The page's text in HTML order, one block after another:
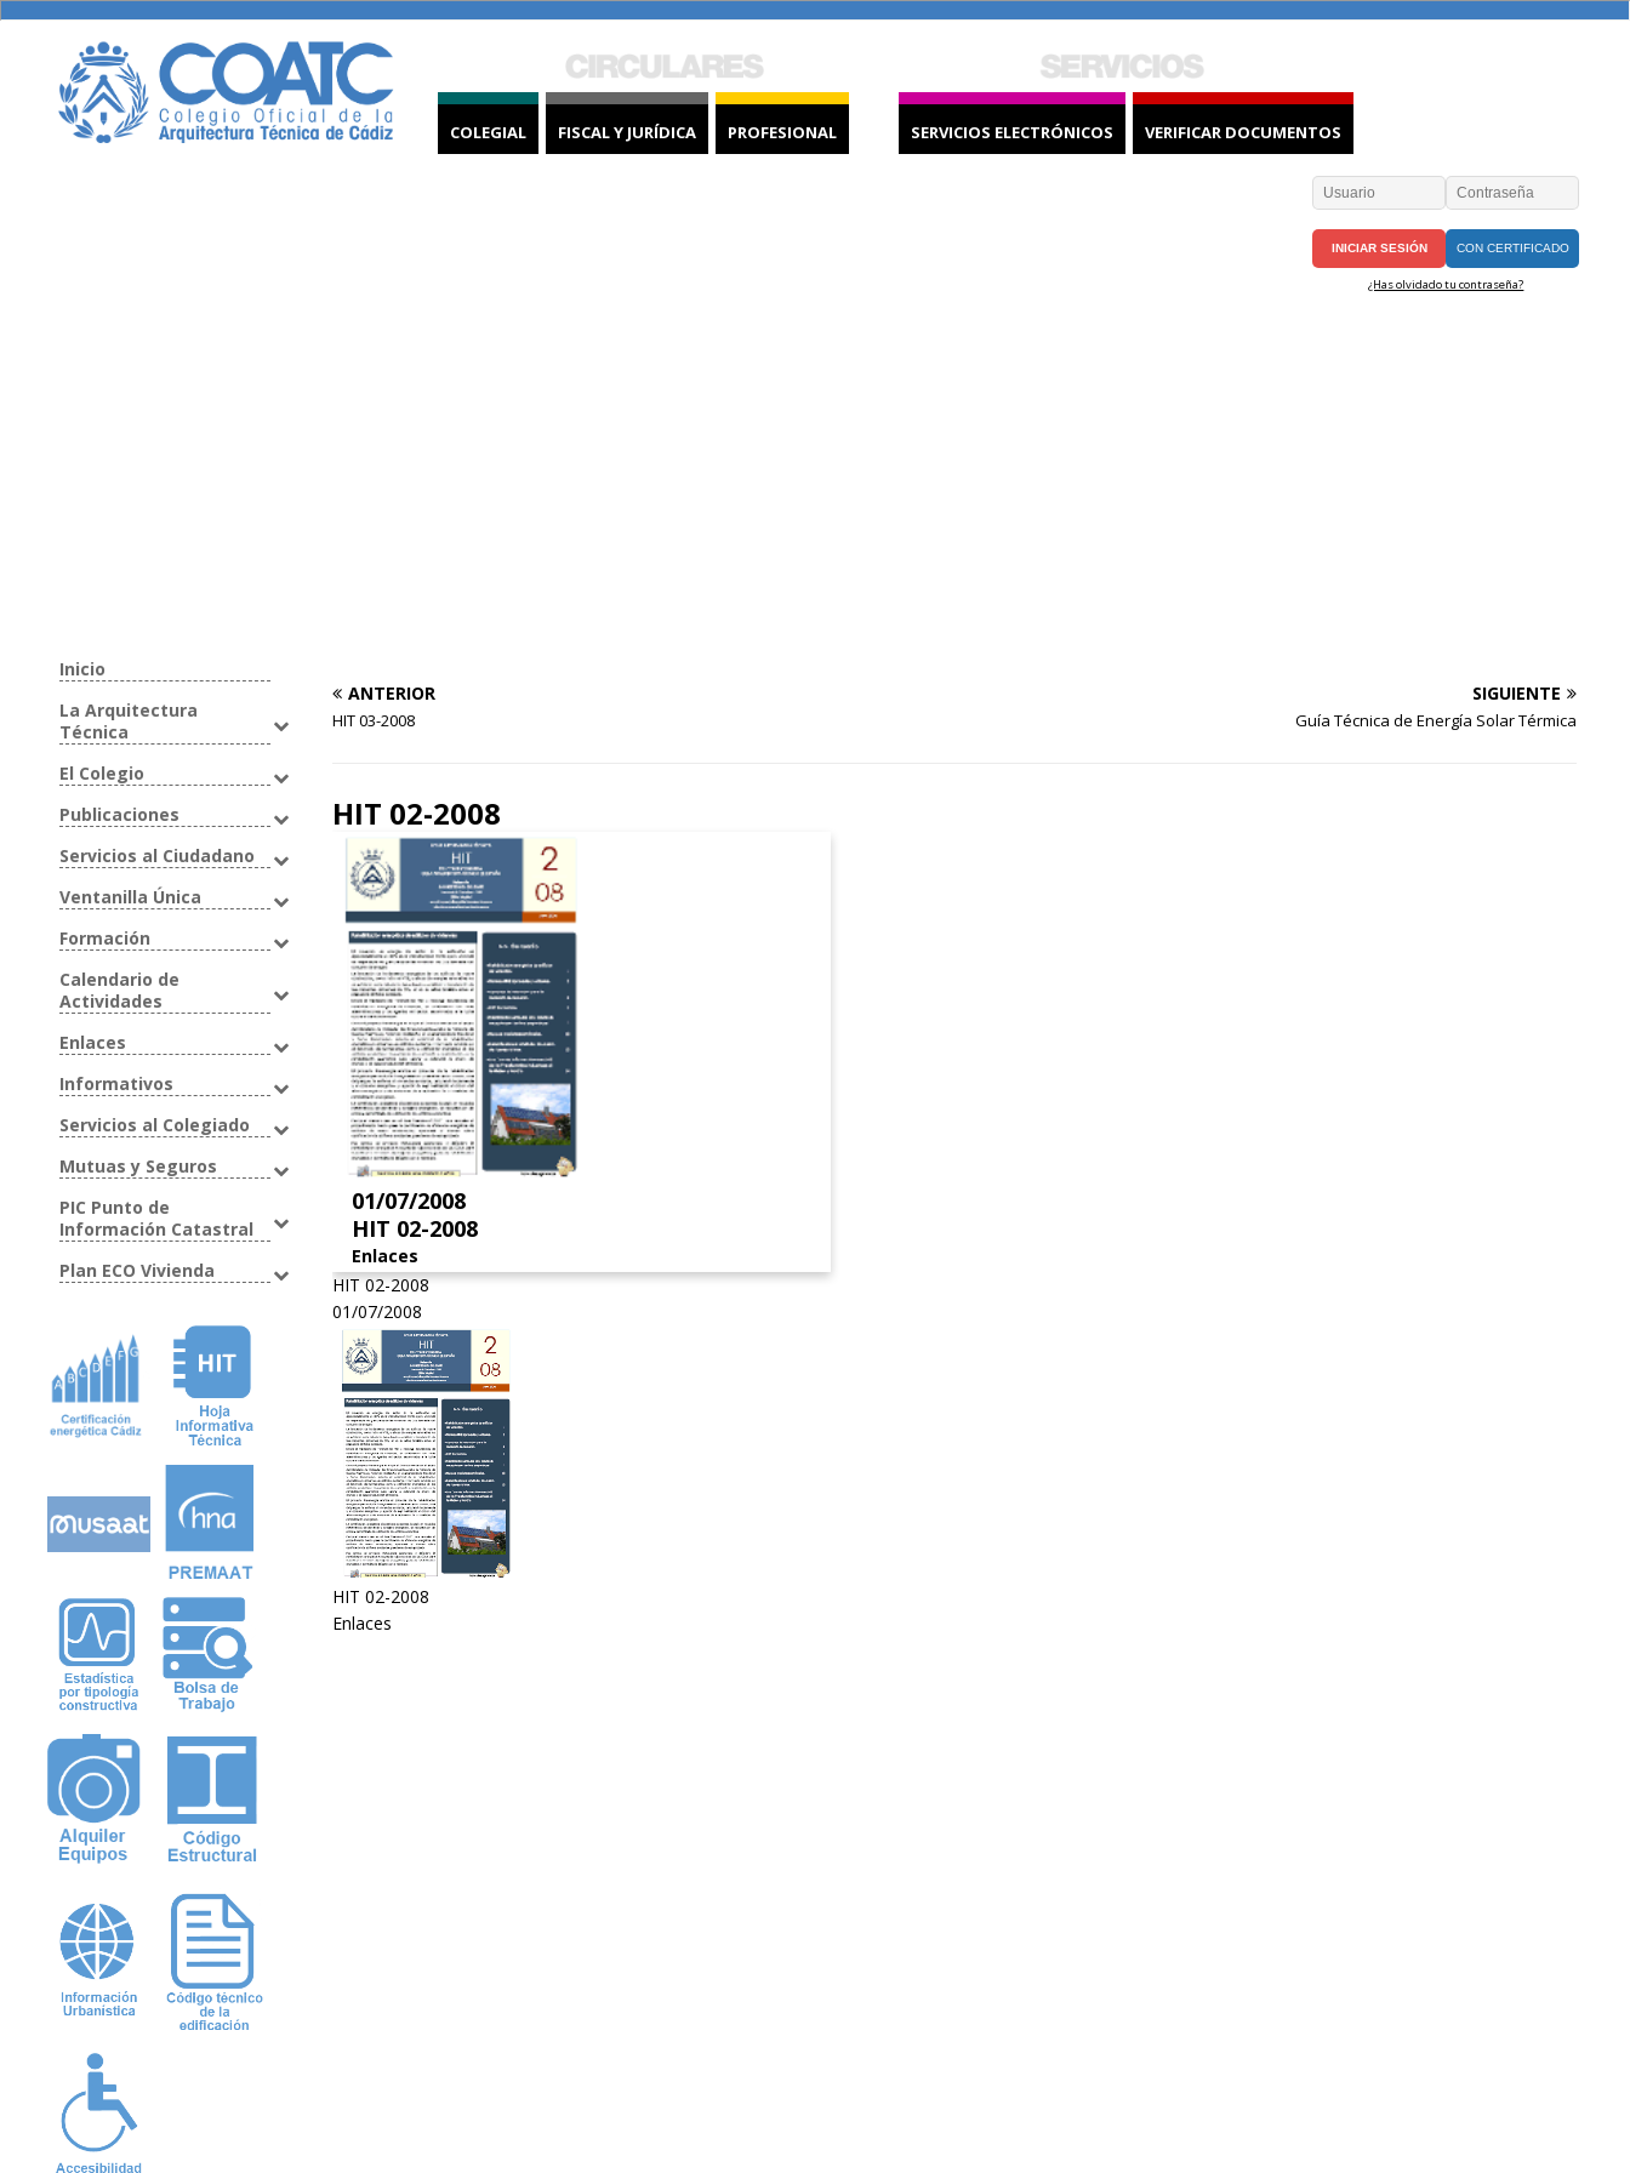
COLEGIAL FISCAL Y JURÍDICA PROFESIONAL SERVICIOS ELECTRÓNICOS VERIFICAR DOCUMENTOS
CON CERTIFICADO
¿Has olvidado tu contraseña?
Inicio
La Arquitectura
Técnica
El Colegio
Publicaciones
Servicios al Ciudadano
Ventanilla Única
Formación
Calendario de
Actividades
Enlaces
Informativos
Servicios al Colegiado
Mutuas y Seguros
PIC Punto de
Información Catastral
Plan ECO Vivienda
ANTERIOR
HIT 03-2008
SIGUIENTE
Guía Técnica de Energía Solar Térmica
HIT 02-2008
01/07/2008
HIT 02-2008
Enlaces
HIT 02-2008
01/07/2008
HIT 02-2008
Enlaces